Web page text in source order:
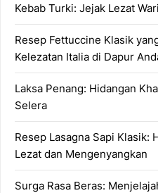
Kebab Turki: Jejak Lezat
Resep Fettuccine Klasik
Kelezatan Italia di Dapur
Laksa Penang: Hidangan
Selera
Resep Lasagna Sapi Klasik:
Lezat dan Mengenyangkan
Surga Rasa Beras: